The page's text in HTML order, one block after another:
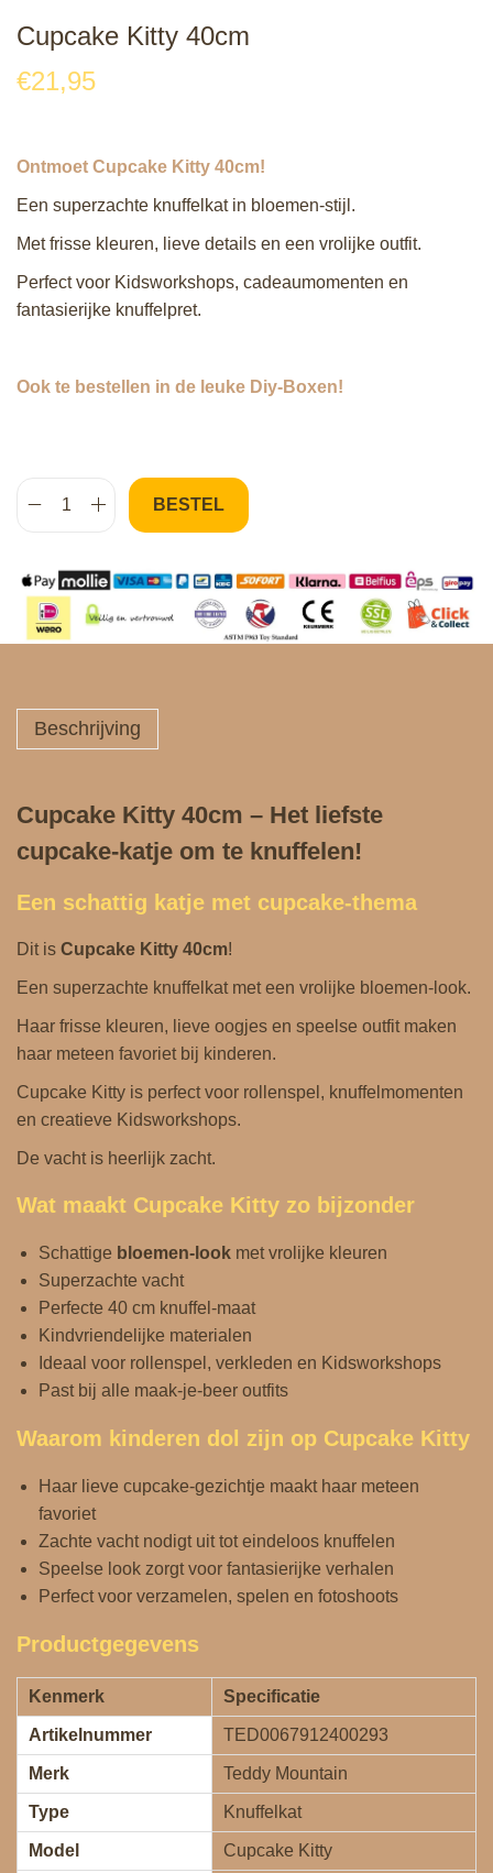
Cupcake Kitty 40cm
€21,95
Ontmoet Cupcake Kitty 40cm!
Een superzachte knuffelkat in bloemen‑stijl.
Met frisse kleuren, lieve details en een vrolijke outfit.
Perfect voor Kidsworkshops, cadeaumomenten en
fantasierijke knuffelpret.
Ook te bestellen in de leuke Diy-Boxen!
C
p
c
K
i
y
4
c
a
a
l
BESTEL
Beschrijving
Cupcake Kitty 40cm – Het liefste
cupcake‑katje om te knuffelen!
Een schattig katje met cupcake‑thema
Dit is Cupcake Kitty 40cm!
Een superzachte knuffelkat met een vrolijke bloemen‑look.
Haar frisse kleuren, lieve oogjes en speelse outfit maken
haar meteen favoriet bij kinderen.
Cupcake Kitty is perfect voor rollenspel, knuffelmomenten
en creatieve Kidsworkshops.
De vacht is heerlijk zacht.
Wat maakt Cupcake Kitty zo bijzonder
Schattige bloemen‑look met vrolijke kleuren
Superzachte vacht
Perfecte 40 cm knuffel-maat
Kindvriendelijke materialen
Ideaal voor rollenspel, verkleden en Kidsworkshops
Past bij alle maak-je-beer outfits
Waarom kinderen dol zijn op Cupcake Kitty
Haar lieve cupcake‑gezichtje maakt haar meteen
favoriet
Zachte vacht nodigt uit tot eindeloos knuffelen
Speelse look zorgt voor fantasierijke verhalen
Perfect voor verzamelen, spelen en fotoshoots
Productgegevens
Kenmerk Specificatie
Artikelnummer TED0067912400293
Merk Teddy Mountain
Type Knuffelkat
Model Cupcake Kitty